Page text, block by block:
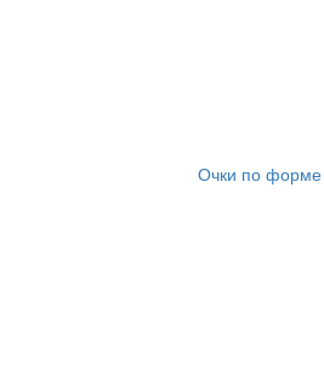
Очки по форме